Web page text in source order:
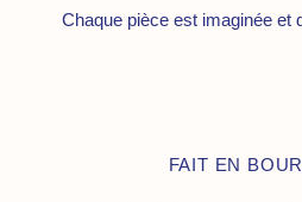
Chaque pièce est imaginée et
FAIT EN